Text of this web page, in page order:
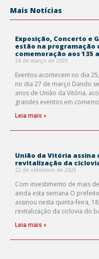
Mais Notícias
Exposição, Concerto e
estão na programação
comemoração aos 135
24 de março de 2025
Eventos acontecem no dia
no dia 27 de março Dando
anos de União da Vitória,
grandes eventos em
Leia mais »
União da Vitória assina
revitalização da
22 de setembro de 2025
Com investimento de mais
ainda esta semana O
assinou nesta quinta-feira,
revitalização da ciclovia do
Leia mais »